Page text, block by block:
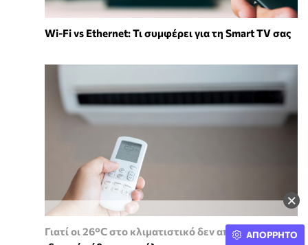
×
Wi-Fi vs Ethernet: Τι συμφέρει για τη Smart TV σας
Γιατί οι 26°C στο κλιματιστικό δεν αποτελούν την
ΑΠΟΡΡΗΤΟ